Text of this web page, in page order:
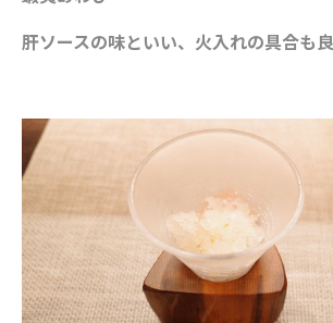
肝ソースの味といい、火入れの具合も